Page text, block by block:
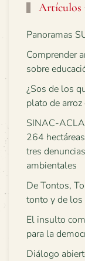
Artículos
Panoramas
Comprender
sobre
¿Sos de los
plato de
SINAC-
264
tres
ambientales
De Tontos,
tonto y de los
El insulto
para la
Diálogo